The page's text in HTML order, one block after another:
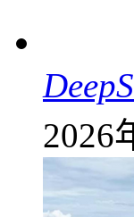
2026